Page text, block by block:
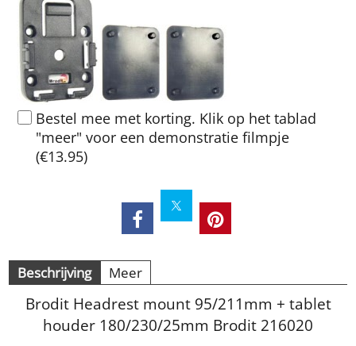
Bestel mee met korting. Klik op het tablad
"meer" voor een demonstratie filmpje
(€13.95)
Beschrijving Meer
Brodit Headrest mount 95/211mm + tablet
houder 180/230/25mm Brodit 216020